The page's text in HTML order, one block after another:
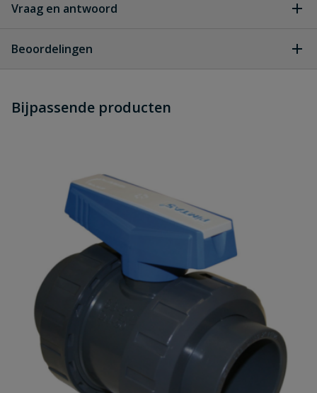
Bonfix Minikogelkranen
Vraag en antwoord
dit product?
Beoordelingen
Schrijf zelf een beoordeling
Uw waardering:
Naam
Samenvatting
Beoordeling
Bijpassende producten